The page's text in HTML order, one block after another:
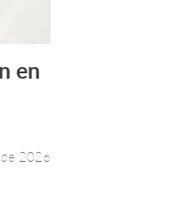
+
en
2026